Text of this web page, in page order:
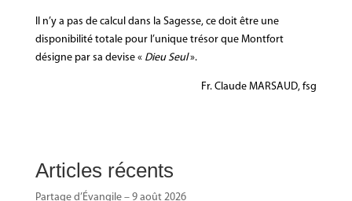
Il n’y a pas de calcul dans la Sagesse, ce doit être une
disponibilité totale pour l’unique trésor que Montfort
désigne par sa devise « Dieu Seul».
Fr. Claude MARSAUD, fsg
Articles récents
Partage d’Évangile – 9 août 2026